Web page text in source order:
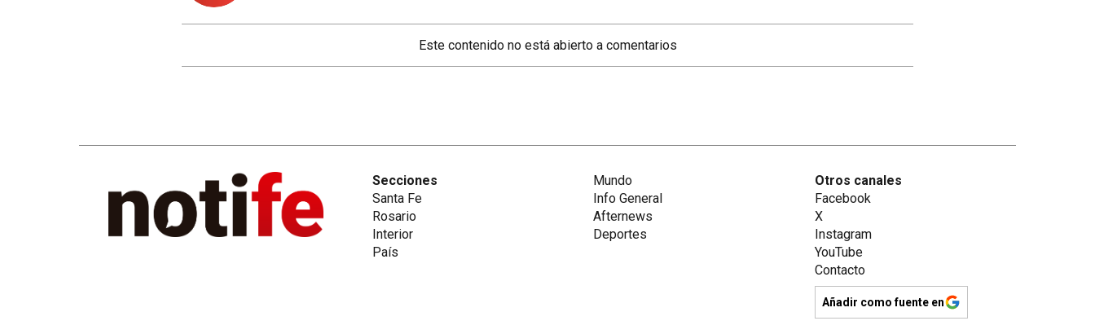
Este contenido no está abierto a comentarios
Secciones
Santa Fe
Rosario
Interior
País
Mundo
Info General
Afternews
Deportes
Otros canales
Facebook
X
Instagram
YouTube
Contacto
Añadir como fuente en